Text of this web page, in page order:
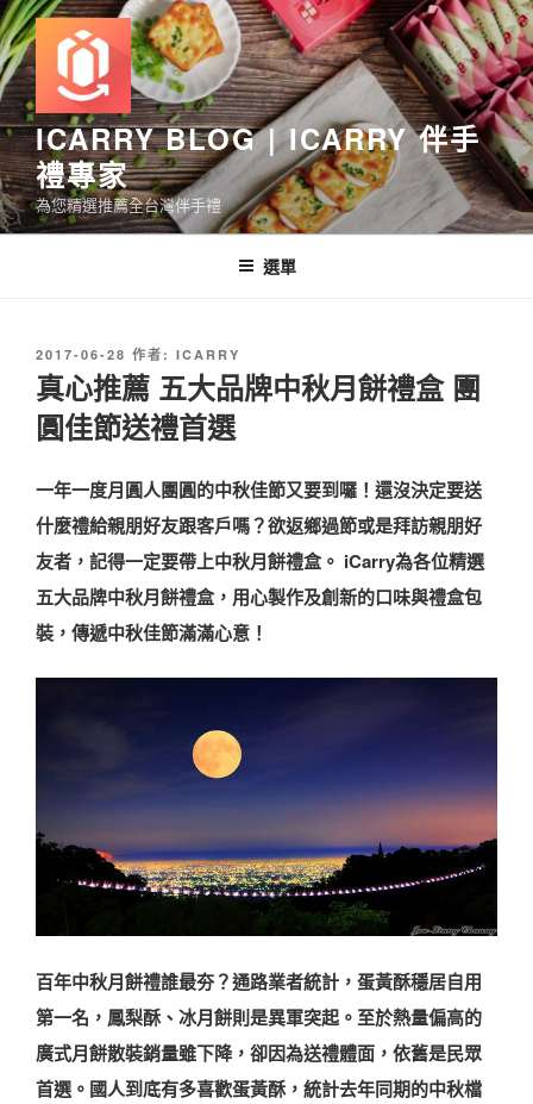
跳
至
主
要
內
容
ICARRY BLOG | ICARRY 伴手
禮專家
為您精選推薦全台灣伴手禮
選單
發
佈
於
2017-06-28 作者: ICARRY
真心推薦 五大品牌中秋月餅禮盒 團
圓佳節送禮首選
一年一度月圓人團圓的中秋佳節又要到囉！還沒決定要送
什麼禮給親朋好友跟客戶嗎？欲返鄉過節或是拜訪親朋好
友者，記得一定要帶上中秋月餅禮盒。 iCarry為各位精選
五大品牌中秋月餅禮盒，用心製作及創新的口味與禮盒包
裝，傳遞中秋佳節滿滿心意！
百年中秋月餅禮誰最夯？通路業者統計，蛋黃酥穩居自用
第一名，鳳梨酥、冰月餅則是異軍突起。至於熱量偏高的
廣式月餅散裝銷量雖下降，卻因為送禮體面，依舊是民眾
首選。國人到底有多喜歡蛋黃酥，統計去年同期的中秋檔